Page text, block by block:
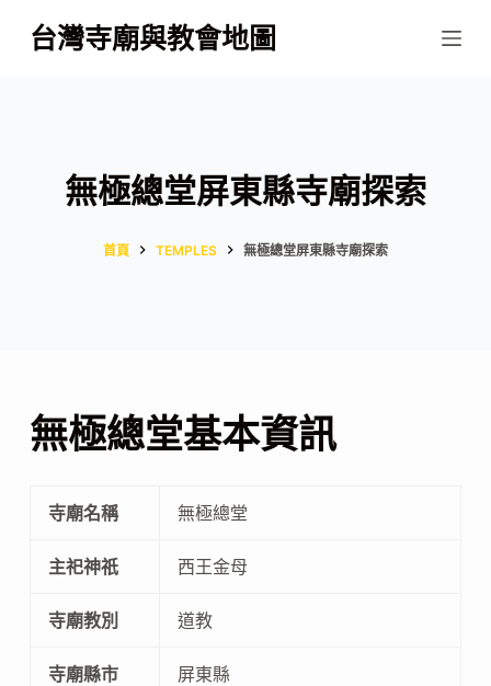
跳
至
台灣寺廟與教會地圖
無極總堂屏東縣寺廟探索
首頁 TEMPLES 無極總堂屏東縣寺廟探索
無極總堂基本資訊
寺廟名稱 無極總堂
主祀神祇 西王金母
寺廟教別 道教
寺廟縣市 屏東縣